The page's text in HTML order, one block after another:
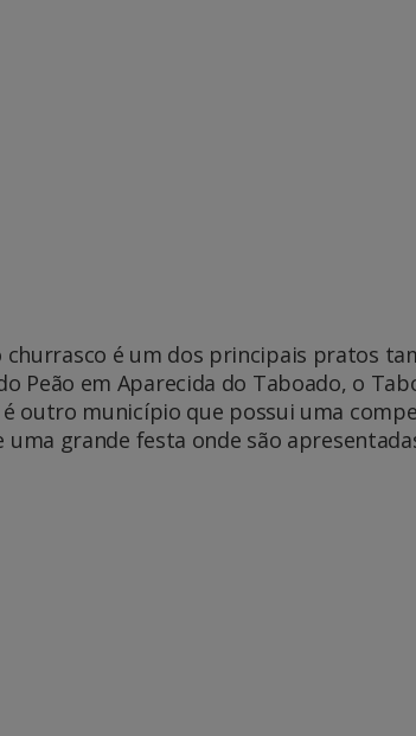
é um dos principais pratos
Peão em Aparecida do Taboado, o
outro município que possui uma
grande festa onde são